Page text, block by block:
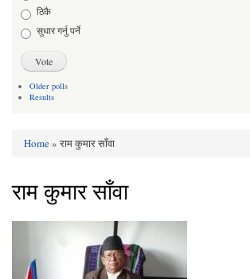
ठिकै
सुधार गर्नु पर्ने
Older polls
Results
You are here
Home» राम कुमार साँवा
राम कुमार साँवा